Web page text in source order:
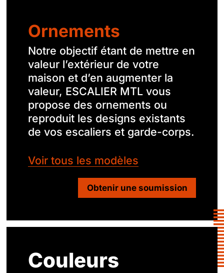
Ornements
Notre objectif étant de mettre en
valeur l’extérieur de votre
maison et d’en augmenter la
valeur, ESCALIER MTL vous
propose des ornements ou
reproduit les designs existants
de vos escaliers et garde-corps.
Voir tous les modèles
Obtenir une soumission
Couleurs